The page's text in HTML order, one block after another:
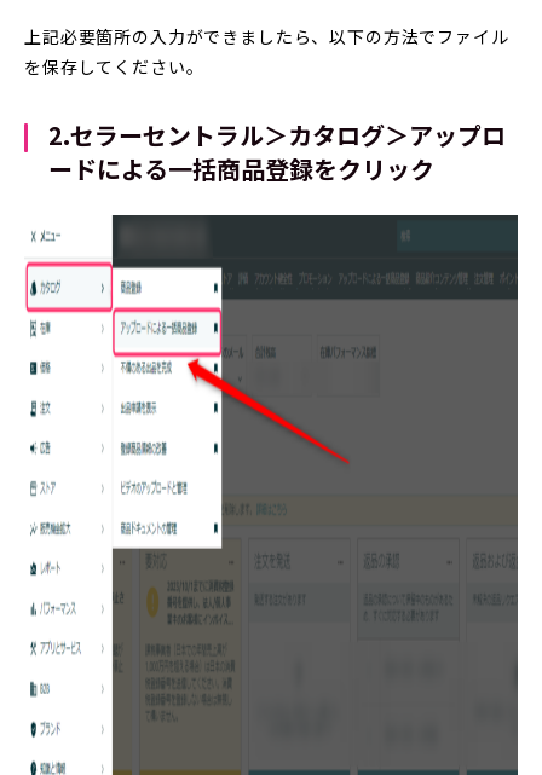
上記必要箇所の入力ができましたら、以下の方法でファイル
を保存してください。
2.セラーセントラル＞カタログ＞アップロ
ードによる一括商品登録をクリック